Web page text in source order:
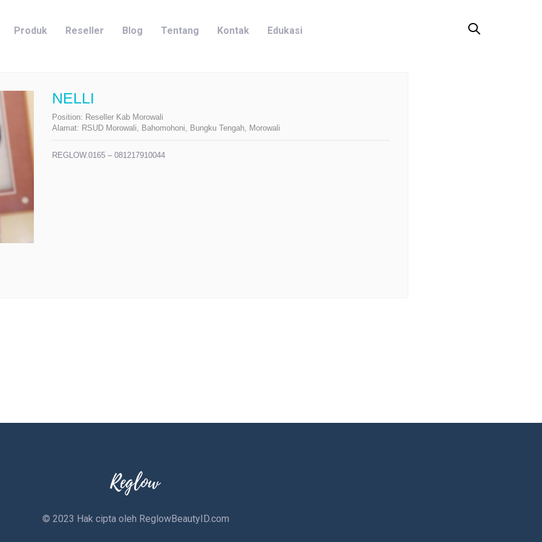
Produk Reseller Blog Tentang Kontak Edukasi
NELLI
Position: Reseller Kab Morowali
Alamat: RSUD Morowali, Bahomohoni, Bungku Tengah, Morowali
REGLOW.0165 – 081217910044
© 2023 Hak cipta oleh ReglowBeautyID.com